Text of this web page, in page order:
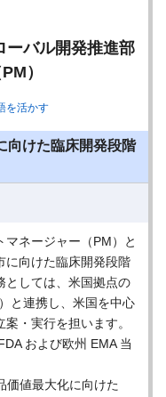
ーバル開発推進部
）
を活かす
向けた臨床開発段階
マネージャー（PM）と
に向けた臨床開発段階
としては、米国拠点の
と連携し、米国を中心
・実行を担います。
および欧州 EMA 当
価値最大化に向けた